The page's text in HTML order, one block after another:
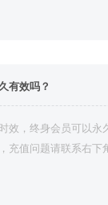
有效吗？
效，终身会员可以永
充值问题请联系右下